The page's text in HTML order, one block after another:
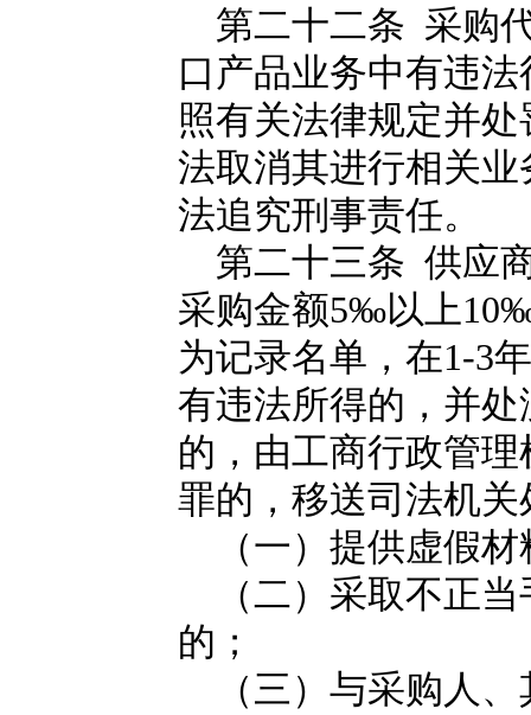
第二十二条 采购
口产品业务中有违
照有关法律规定并
法取消其进行相关
法追究刑事责任。
第二十三条 供应
采购金额5‰以上
为记录名单，在1-3
有违法所得的，并
的，由工商行政管
罪的，移送司法机关
（一）提供虚假材
（二）采取不正当
的；
（三）与采购人、